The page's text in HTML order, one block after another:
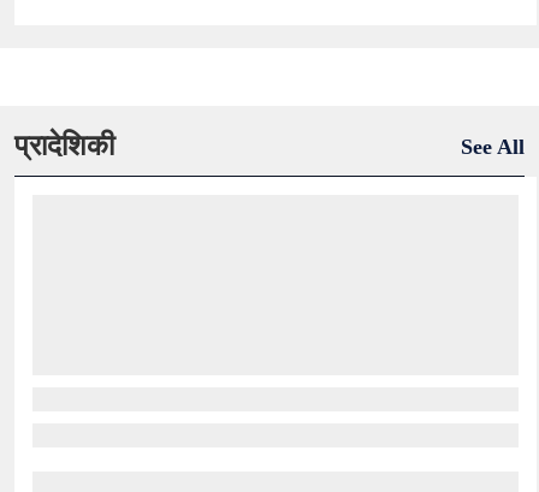
प्रादेशिकी See All